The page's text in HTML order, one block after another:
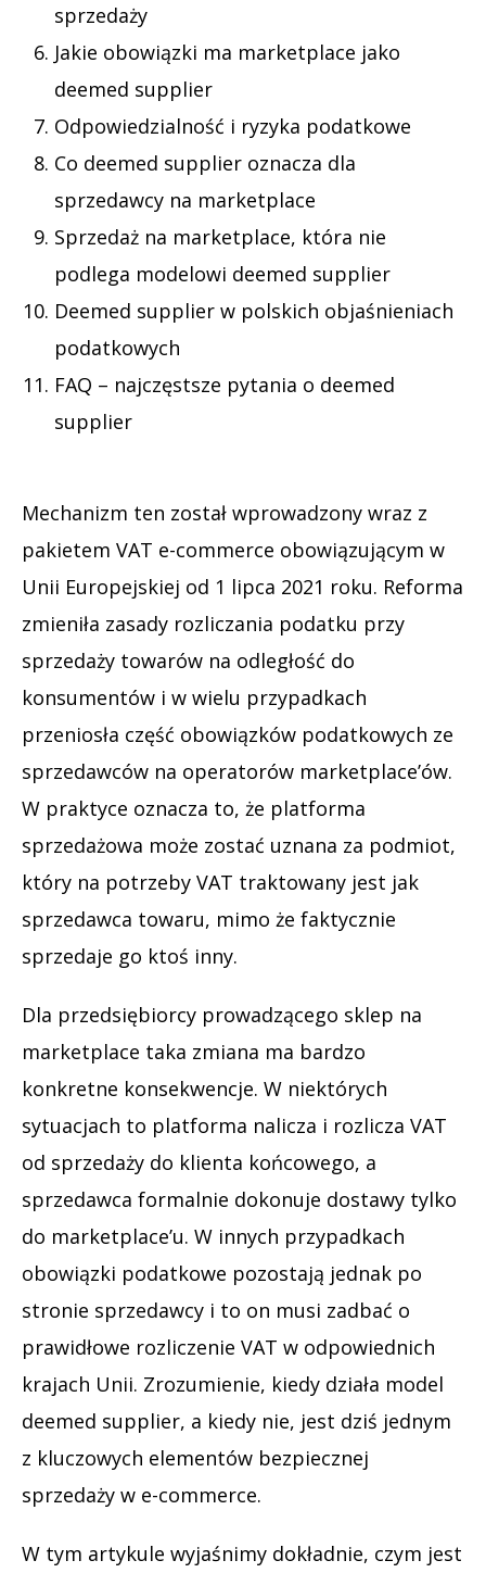
sprzedaży
Jakie obowiązki ma marketplace jako
deemed supplier
Odpowiedzialność i ryzyka podatkowe
Co deemed supplier oznacza dla
sprzedawcy na marketplace
Sprzedaż na marketplace, która nie
podlega modelowi deemed supplier
Deemed supplier w polskich objaśnieniach
podatkowych
FAQ – najczęstsze pytania o deemed
supplier
Mechanizm ten został wprowadzony wraz z
pakietem VAT e-commerce obowiązującym w
Unii Europejskiej od 1 lipca 2021 roku. Reforma
zmieniła zasady rozliczania podatku przy
sprzedaży towarów na odległość do
konsumentów i w wielu przypadkach
przeniosła część obowiązków podatkowych ze
sprzedawców na operatorów marketplace’ów.
W praktyce oznacza to, że platforma
sprzedażowa może zostać uznana za podmiot,
który na potrzeby VAT traktowany jest jak
sprzedawca towaru, mimo że faktycznie
sprzedaje go ktoś inny.
Dla przedsiębiorcy prowadzącego sklep na
marketplace taka zmiana ma bardzo
konkretne konsekwencje. W niektórych
sytuacjach to platforma nalicza i rozlicza VAT
od sprzedaży do klienta końcowego, a
sprzedawca formalnie dokonuje dostawy tylko
do marketplace’u. W innych przypadkach
obowiązki podatkowe pozostają jednak po
stronie sprzedawcy i to on musi zadbać o
prawidłowe rozliczenie VAT w odpowiednich
krajach Unii. Zrozumienie, kiedy działa model
deemed supplier, a kiedy nie, jest dziś jednym
z kluczowych elementów bezpiecznej
sprzedaży w e-commerce.
W tym artykule wyjaśnimy dokładnie, czym jest